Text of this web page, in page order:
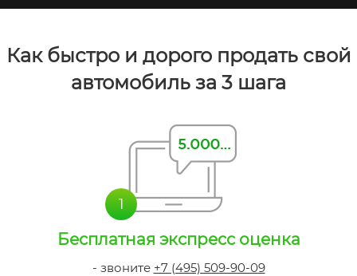
Как быстро и дорого продать свой
автомобиль за 3 шага
1
Бесплатная экспресс оценка
- звоните +7 (495) 509-90-09